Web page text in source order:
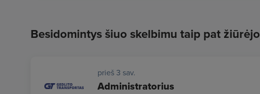
Besidomintys šiuo skelbimu taip pat žiūrėjo
prieš 3 sav.
Administratorius